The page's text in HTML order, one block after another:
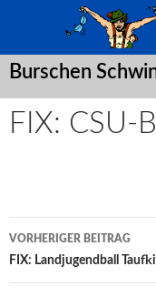
Burschen
ZUM
INHALT
FIX: CSU-
Post
navigation
VORHERIGER BEITRAG
FIX: Landjugendball